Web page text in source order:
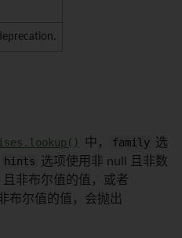
中， family 选
hints 选项使用非 null 且非数
非布尔值的值，或者
布尔值的值，会抛出